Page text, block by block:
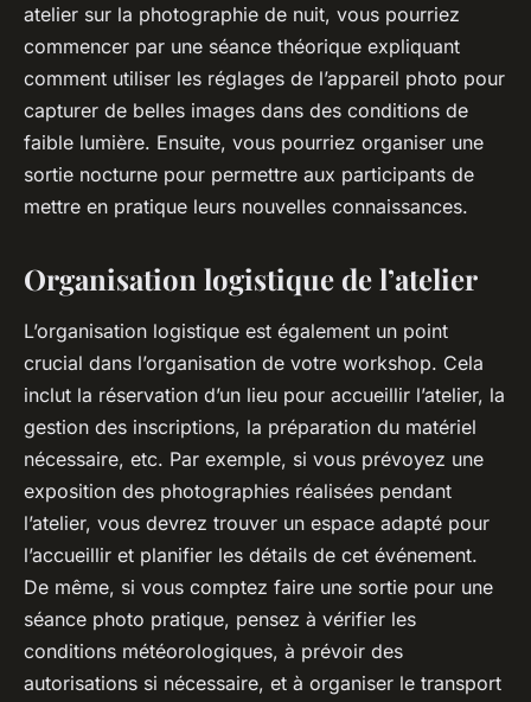
atelier sur la photographie de nuit, vous pourriez
commencer par une séance théorique expliquant
comment utiliser les réglages de l’appareil photo pour
capturer de belles images dans des conditions de
faible lumière. Ensuite, vous pourriez organiser une
sortie nocturne pour permettre aux participants de
mettre en pratique leurs nouvelles connaissances.
Organisation logistique de l’atelier
L’organisation logistique est également un point
crucial dans l’organisation de votre workshop. Cela
inclut la réservation d’un lieu pour accueillir l’atelier, la
gestion des inscriptions, la préparation du matériel
nécessaire, etc. Par exemple, si vous prévoyez une
exposition des photographies réalisées pendant
l’atelier, vous devrez trouver un espace adapté pour
l’accueillir et planifier les détails de cet événement.
De même, si vous comptez faire une sortie pour une
séance photo pratique, pensez à vérifier les
conditions météorologiques, à prévoir des
autorisations si nécessaire, et à organiser le transport